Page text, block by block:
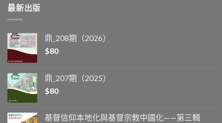
最新出版
鼎_208期（2026）
$80
鼎_207期（2025）
$80
基督信仰本地化與基督宗教中國化——第三輯